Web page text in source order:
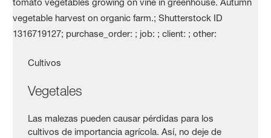
Cultivos
Vegetales
Las malezas pueden causar pérdidas para los
cultivos de importancia agrícola. Así, no deje de